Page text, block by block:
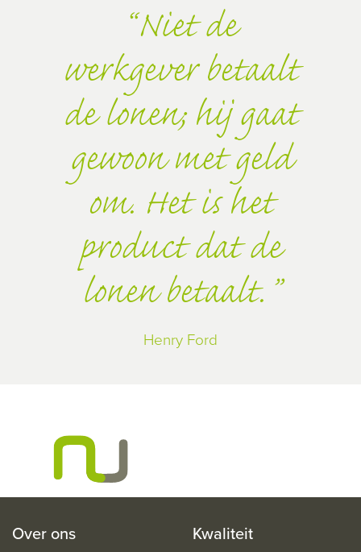
Niet de
werkgever betaalt
de lonen; hij gaat
gewoon met geld
om. Het is het
product dat de
lonen betaalt.
Henry Ford
Over ons Kwaliteit